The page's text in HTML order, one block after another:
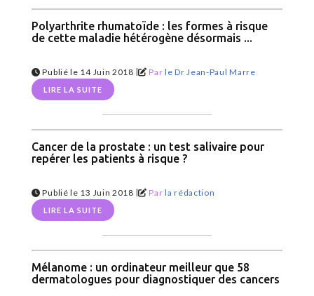
Polyarthrite rhumatoïde : les formes à risque
de cette maladie hétérogène désormais ...
Publié le 14 Juin 2018 | Parle Dr Jean-Paul Marre
LIRE LA SUITE
Cancer de la prostate : un test salivaire pour
repérer les patients à risque ?
Publié le 13 Juin 2018 | Parla rédaction
LIRE LA SUITE
Mélanome : un ordinateur meilleur que 58
dermatologues pour diagnostiquer des cancers